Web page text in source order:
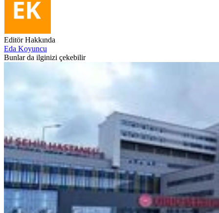
Editör Hakkında
Eda Koyuncu
Bunlar da ilginizi çekebilir